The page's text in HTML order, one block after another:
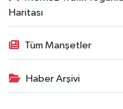
Haritası
Tüm Manşetler
Haber Arşivi